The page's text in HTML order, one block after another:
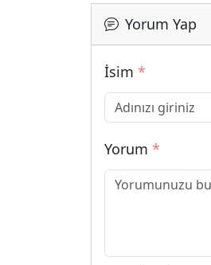
Yorum Yap
İsim *
Yorum *